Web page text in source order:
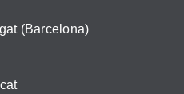
(Barcelona)